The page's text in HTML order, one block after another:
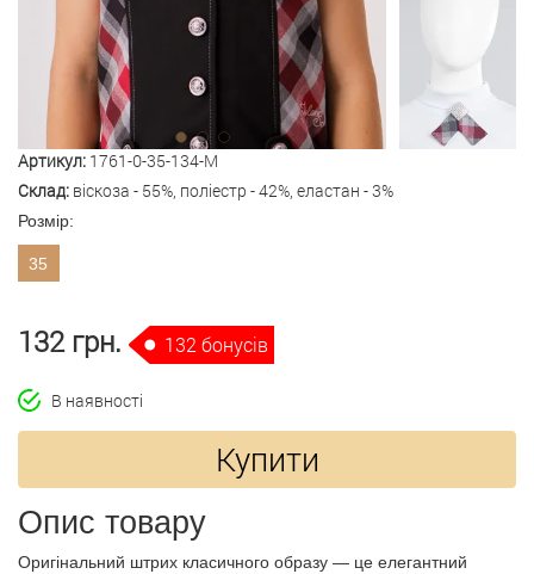
Артикул: 1761-0-35-134-M
Склад: віскоза - 55%, поліестр - 42%, еластан - 3%
Розмір:
35
132 грн. 132 бонусів
В наявності
Купити
Опис товару
Оригінальний штрих класичного образу — це елегантний